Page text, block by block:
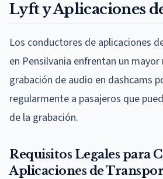
Lyft y Aplicaciones
Los conductores de aplicaciones
en Pensilvania enfrentan un
grabación de audio en dashcams
regularmente a pasajeros que
de la grabación.
Requisitos Legales para
Aplicaciones de